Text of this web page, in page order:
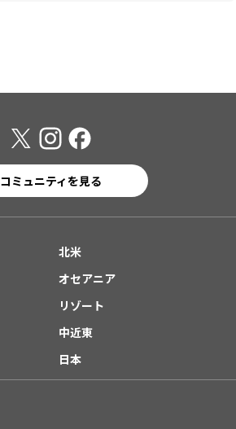
コミュニティを見る
北米
オセアニア
リゾート
中近東
日本